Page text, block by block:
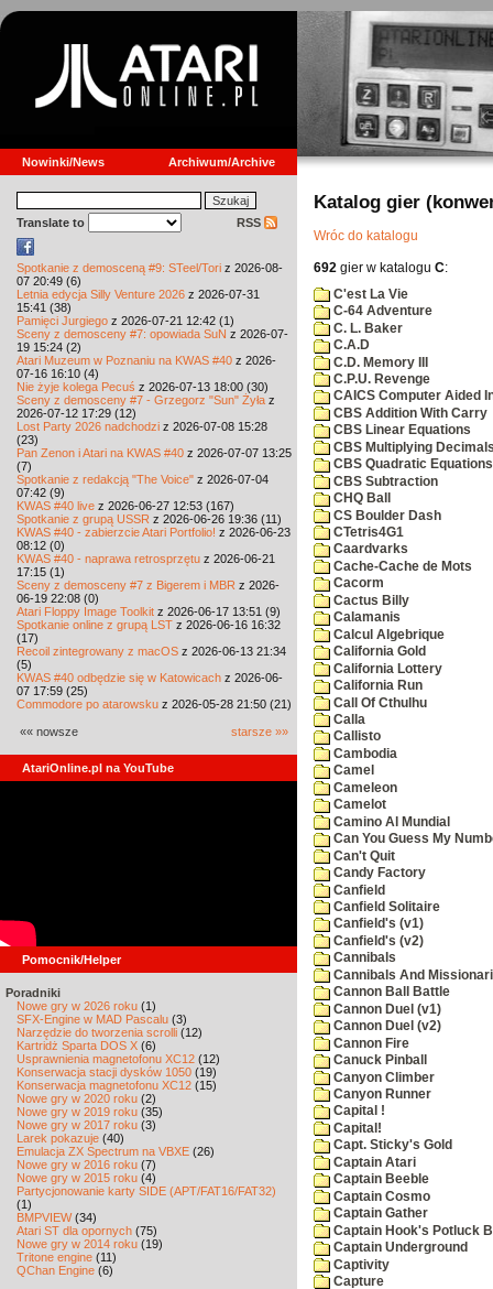
Nowinki/News Archiwum/Archive
Translate to RSS
Spotkanie z demosceną #9: STeel/Tori z 2026-08-
07 20:49 (6)
Letnia edycja Silly Venture 2026 z 2026-07-31
15:41 (38)
Pamięci Jurgiego z 2026-07-21 12:42 (1)
Sceny z demosceny #7: opowiada SuN z 2026-07-
19 15:24 (2)
Atari Muzeum w Poznaniu na KWAS #40 z 2026-
07-16 16:10 (4)
Nie żyje kolega Pecuś z 2026-07-13 18:00 (30)
Sceny z demosceny #7 - Grzegorz "Sun" Żyła z
2026-07-12 17:29 (12)
Lost Party 2026 nadchodzi z 2026-07-08 15:28
(23)
Pan Zenon i Atari na KWAS #40 z 2026-07-07 13:25
(7)
Spotkanie z redakcją "The Voice" z 2026-07-04
07:42 (9)
KWAS #40 live z 2026-06-27 12:53 (167)
Spotkanie z grupą USSR z 2026-06-26 19:36 (11)
KWAS #40 - zabierzcie Atari Portfolio! z 2026-06-23
08:12 (0)
KWAS #40 - naprawa retrosprzętu z 2026-06-21
17:15 (1)
Sceny z demosceny #7 z Bigerem i MBR z 2026-
06-19 22:08 (0)
Atari Floppy Image Toolkit z 2026-06-17 13:51 (9)
Spotkanie online z grupą LST z 2026-06-16 16:32
(17)
Recoil zintegrowany z macOS z 2026-06-13 21:34
(5)
KWAS #40 odbędzie się w Katowicach z 2026-06-
07 17:59 (25)
Commodore po atarowsku z 2026-05-28 21:50 (21)
«« nowsze starsze »»
AtariOnline.pl na YouTube
Pomocnik/Helper
Poradniki
Nowe gry w 2026 roku (1)
SFX-Engine w MAD Pascalu (3)
Narzędzie do tworzenia scrolli (12)
Kartridż Sparta DOS X (6)
Usprawnienia magnetofonu XC12 (12)
Konserwacja stacji dysków 1050 (19)
Konserwacja magnetofonu XC12 (15)
Nowe gry w 2020 roku (2)
Nowe gry w 2019 roku (35)
Nowe gry w 2017 roku (3)
Larek pokazuje (40)
Emulacja ZX Spectrum na VBXE (26)
Nowe gry w 2016 roku (7)
Nowe gry w 2015 roku (4)
Partycjonowanie karty SIDE (APT/FAT16/FAT32)
(1)
BMPVIEW(34)
Atari ST dla opornych (75)
Nowe gry w 2014 roku (19)
Tritone engine (11)
QChan Engine (6)
Katalog gier
Wróc do katalogu
692 gier w katalogu C:
C'est La Vie
C-64 Adventure
C. L. Baker
C.A.D
C.D. Memory III
C.P.U. Revenge
CAICS Computer Aided
CBS Addition With Carry
CBS Linear Equations
CBS Multiplying
CBS Quadratic Equations
CBS Subtraction
CHQ Ball
CS Boulder Dash
CTetris4G1
Caardvarks
Cache-Cache de Mots
Cacorm
Cactus Billy
Calamanis
Calcul Algebrique
California Gold
California Lottery
California Run
Call Of Cthulhu
Calla
Callisto
Cambodia
Camel
Cameleon
Camelot
Camino Al Mundial
Can You Guess My
Can't Quit
Candy Factory
Canfield
Canfield Solitaire
Canfield's (v1)
Canfield's (v2)
Cannibals
Cannibals And
Cannon Ball Battle
Cannon Duel (v1)
Cannon Duel (v2)
Cannon Fire
Canuck Pinball
Canyon Climber
Canyon Runner
Capital !
Capital!
Capt. Sticky's Gold
Captain Atari
Captain Beeble
Captain Cosmo
Captain Gather
Captain Hook's Potluck
Captain Underground
Captivity
Capture